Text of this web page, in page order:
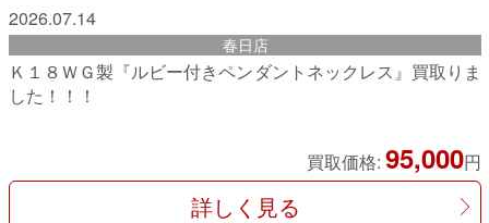
2026.07.14
春日店
Ｋ１８ＷＧ製『ルビー付きペンダントネックレス』買取りま
した！！！
買取価格: 95,000円
詳しく見る